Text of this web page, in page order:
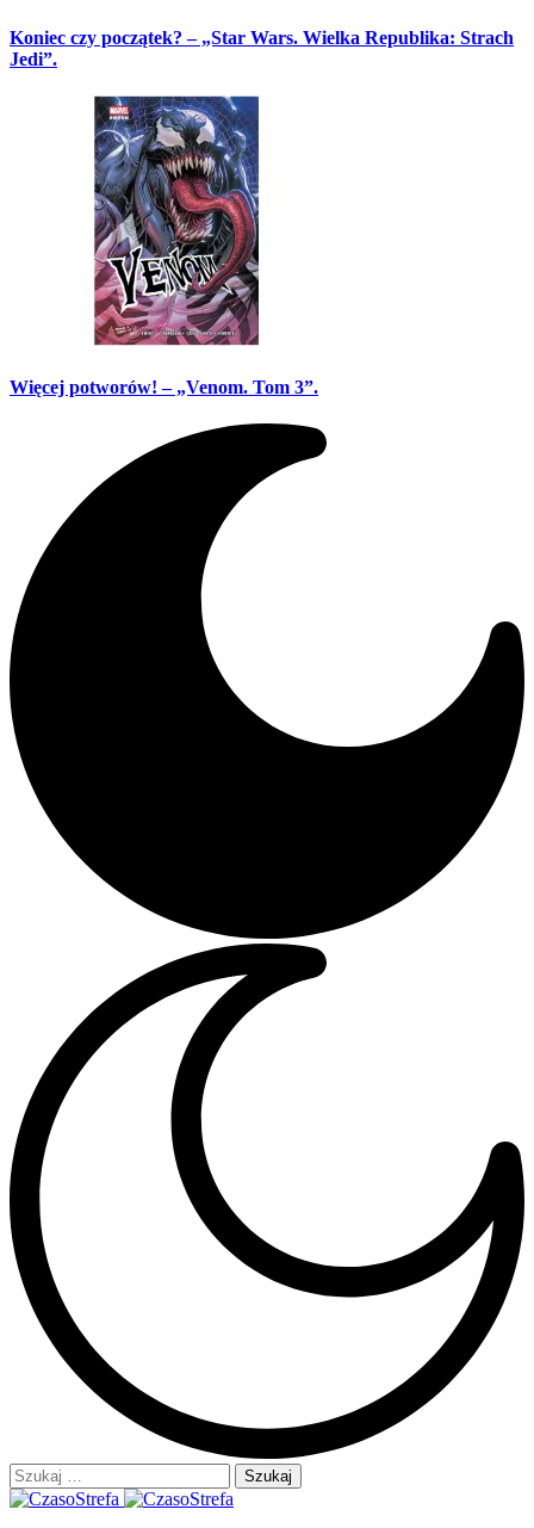
Koniec czy początek? – „Star Wars. Wielka Republika: Strach
Jedi”.
Więcej potworów! – „Venom. Tom 3”.
Szukaj: